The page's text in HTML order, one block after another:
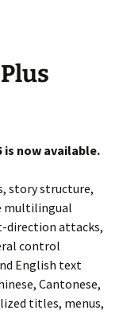
is now available.
story structure,
multilingual
direction attacks,
control
English text
Cantonese,
titles, menus,